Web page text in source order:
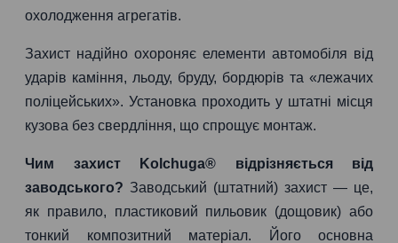
охолодження агрегатів.
Захист надійно охороняє елементи автомобіля від
ударів каміння, льоду, бруду, бордюрів та «лежачих
поліцейських». Установка проходить у штатні місця
кузова без свердління, що спрощує монтаж.
Чим захист Kolchuga® відрізняється від
заводського? Заводський (штатний) захист — це,
як правило, пластиковий пильовик (дощовик) або
тонкий композитний матеріал. Його основна